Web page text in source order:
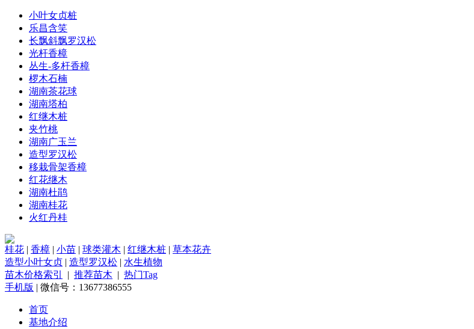
小叶女贞桩
乐昌含笑
长飘斜飘罗汉松
光杆香樟
丛生-多杆香樟
椤木石楠
湖南茶花球
湖南塔柏
红继木桩
夹竹桃
湖南广玉兰
造型罗汉松
移栽骨架香樟
红花继木
湖南杜鹃
湖南桂花
火红丹桂
桂花 | 香樟 | 小苗 | 球类灌木 | 红继木桩 | 草本花卉
造型小叶女贞 | 造型罗汉松 | 水生植物
苗木价格索引
| 推荐苗木 | 热门Tag
手机版 | 微信号：13677386555
首页
基地介绍